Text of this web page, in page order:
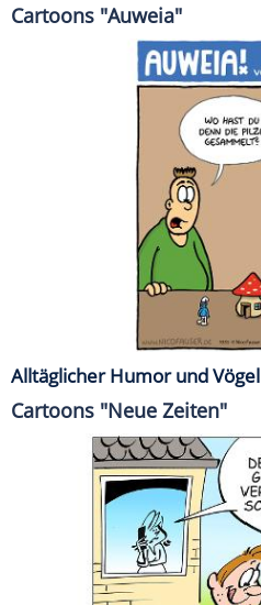
Cartoons "Auweia"
Alltäglicher Humor und Vögel
Cartoons "Neue Zeiten"